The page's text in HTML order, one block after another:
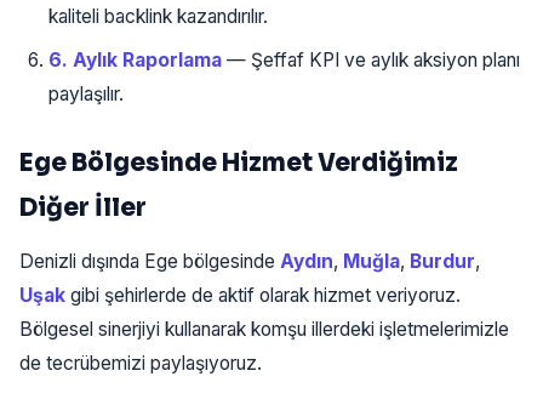
kaliteli backlink kazandırılır.
6. Aylık Raporlama — Şeffaf KPI ve aylık aksiyon planı
paylaşılır.
Ege Bölgesinde Hizmet Verdiğimiz
Diğer İller
Denizli dışında Ege bölgesinde Aydın, Muğla, Burdur,
Uşak gibi şehirlerde de aktif olarak hizmet veriyoruz.
Bölgesel sinerjiyi kullanarak komşu illerdeki işletmelerimizle
de tecrübemizi paylaşıyoruz.